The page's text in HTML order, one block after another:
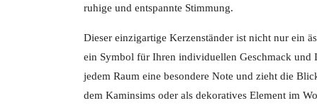
ruhige und entspannte Stimmung.
Dieser einzigartige Kerzenständer ist nicht nur ein
ein Symbol für Ihren individuellen Geschmack und
jedem Raum eine besondere Note und zieht die
dem Kaminsims oder als dekoratives Element im